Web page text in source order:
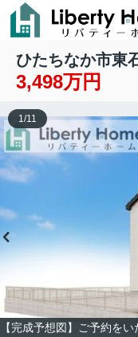
ひたちなか市
3,498万円
【完成予想図】ご予約を
1/11